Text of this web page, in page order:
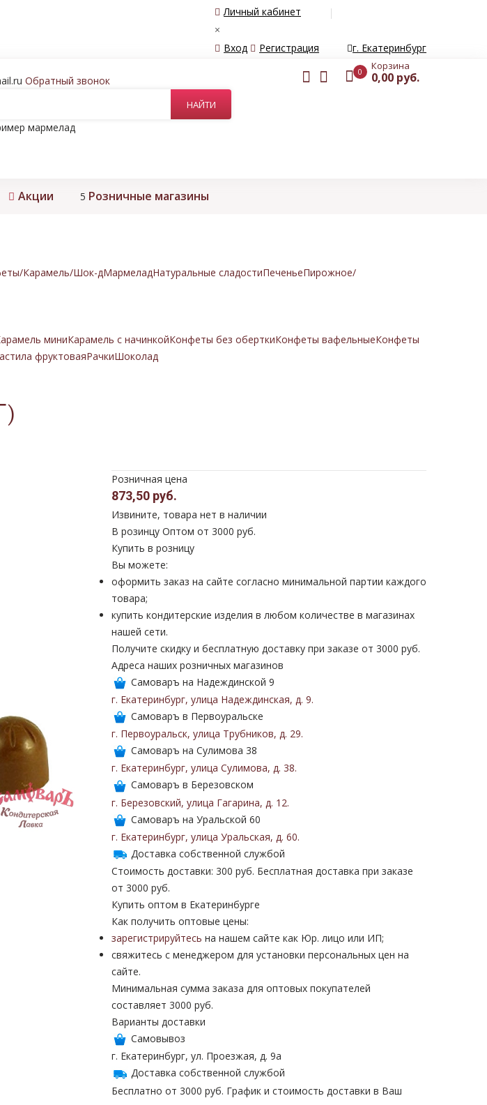
Личный кабинет
×
Вход
Регистрация г. Екатеринбург
Обратный звонок
мармелад
0 Корзина
0,00 руб.
Акции 5 Розничные магазины
Карамель/Шок-дМармеладНатуральные сладостиПеченьеПирожное/
миниКарамель с начинкойКонфеты без оберткиКонфеты вафельныеКонфеты
фруктоваяРачкиШоколад
Розничная цена
873,50 руб.
Извините, товара нет в наличии
В розинцу Оптом от 3000 руб.
Купить в розницу
Вы можете:
оформить заказ на сайте согласно минимальной партии каждого
товара;
купить кондитерские изделия в любом количестве в магазинах
нашей сети.
Получите скидку и бесплатную доставку при заказе от 3000 руб.
Адреса наших розничных магазинов
Самоваръ на Надеждинской 9
г. Екатеринбург, улица Надеждинская, д. 9.
Самоваръ в Первоуральске
г. Первоуральск, улица Трубников, д. 29.
Самоваръ на Сулимова 38
г. Екатеринбург, улица Сулимова, д. 38.
Самоваръ в Березовском
г. Березовский, улица Гагарина, д. 12.
Самоваръ на Уральской 60
г. Екатеринбург, улица Уральская, д. 60.
Доставка собственной службой
Стоимость доставки: 300 руб. Бесплатная доставка при заказе
от 3000 руб.
Купить оптом в Екатеринбурге
Как получить оптовые цены:
зарегистрируйтесь на нашем сайте как Юр. лицо или ИП;
свяжитесь с менеджером для установки персональных цен на
сайте.
Минимальная сумма заказа для оптовых покупателей
составляет 3000 руб.
Варианты доставки
Самовывоз
г. Екатеринбург, ул. Проезжая, д. 9а
Доставка собственной службой
Бесплатно от 3000 руб. График и стоимость доставки в Ваш